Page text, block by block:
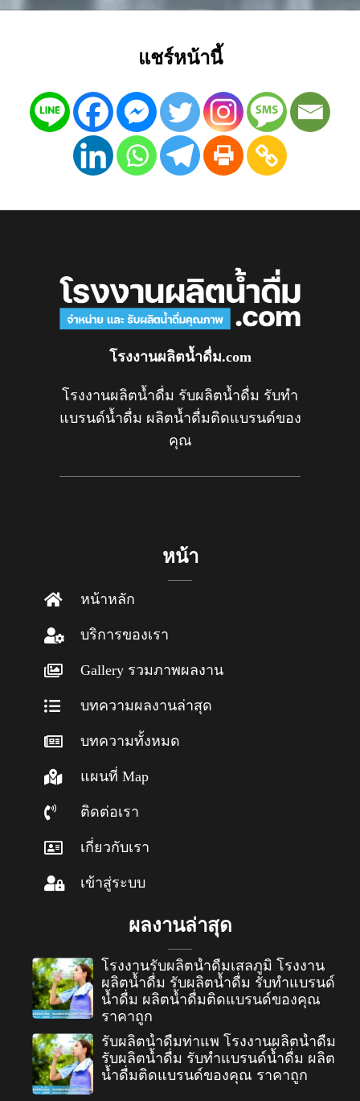
แชร์หน้านี้
โรงงานผลิตน้ำดื่ม.com
โรงงานผลิตน้ำดื่ม รับผลิตน้ำดื่ม รับทำ
แบรนด์น้ำดื่ม ผลิตน้ำดื่มติดแบรนด์ของ
คุณ
หน้า
หน้าหลัก
บริการของเรา
Gallery รวมภาพผลงาน
บทความผลงานล่าสุด
บทความทั้งหมด
แผนที่ Map
ติดต่อเรา
เกี่ยวกับเรา
เข้าสู่ระบบ
ผลงานล่าสุด
โรงงานรับผลิตน้ำดื่มเสลภูมิ โรงงาน
ผลิตน้ำดื่ม รับผลิตน้ำดื่ม รับทำแบรนด์
น้ำดื่ม ผลิตน้ำดื่มติดแบรนด์ของคุณ
ราคาถูก
รับผลิตน้ำดื่มท่าแพ โรงงานผลิตน้ำดื่ม
รับผลิตน้ำดื่ม รับทำแบรนด์น้ำดื่ม ผลิต
น้ำดื่มติดแบรนด์ของคุณ ราคาถูก